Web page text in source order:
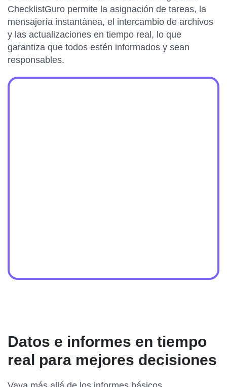
ChecklistGuro permite la asignación de tareas, la
mensajería instantánea, el intercambio de archivos
y las actualizaciones en tiempo real, lo que
garantiza que todos estén informados y sean
responsables.
Datos e informes en tiempo
real para mejores decisiones